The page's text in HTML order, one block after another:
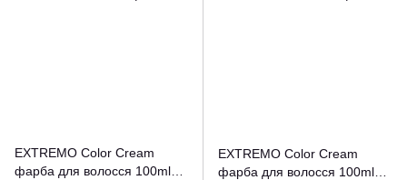
EXTREMO Color Cream
фарба для волосся 100ml
EXTREMO Color Cream
фарба для волосся 100ml